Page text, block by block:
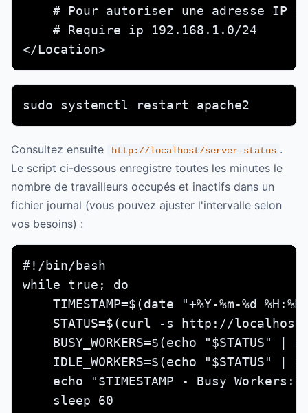
# Pour autoriser une adresse IP
    # Require ip 192.168.1.0/24
</Location>
sudo systemctl restart apache2
Consultez ensuite http://localhost/server-status .
Le script ci-dessous enregistre toutes les minutes le
nombre de travailleurs occupés et inactifs dans un
fichier journal (vous pouvez ajuster l'intervalle selon
vos besoins) :
#!/bin/bash
while true; do
TIMESTAMP=$(date "+%Y-%m-%d
STATUS=$(curl -s http://
BUSY_WORKERS=$(echo "$STATUS" |
IDLE_WORKERS=$(echo "$STATUS" |
echo "$TIMESTAMP - Busy Workers:
    sleep 60